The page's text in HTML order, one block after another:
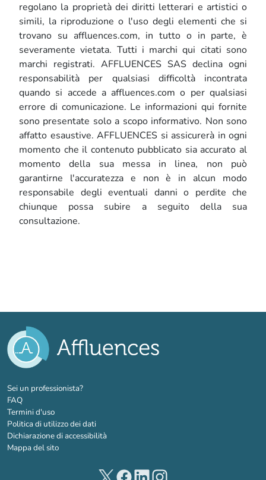
regolano la proprietà dei diritti letterari e artistici o
simili, la riproduzione o l'uso degli elementi che si
trovano su affluences.com, in tutto o in parte, è
severamente vietata. Tutti i marchi qui citati sono
marchi registrati. AFFLUENCES SAS declina ogni
responsabilità per qualsiasi difficoltà incontrata
quando si accede a affluences.com o per qualsiasi
errore di comunicazione. Le informazioni qui fornite
sono presentate solo a scopo informativo. Non sono
affatto esaustive. AFFLUENCES si assicurerà in ogni
momento che il contenuto pubblicato sia accurato al
momento della sua messa in linea, non può
garantirne l'accuratezza e non è in alcun modo
responsabile degli eventuali danni o perdite che
chiunque possa subire a seguito della sua
consultazione.
Sei un professionista?(nuova scheda)
FAQ
Termini d'uso
Politica di utilizzo dei dati
Dichiarazione di accessibilità
Mappa del sito
(nuova scheda)
(nuova scheda)
(nuova scheda)